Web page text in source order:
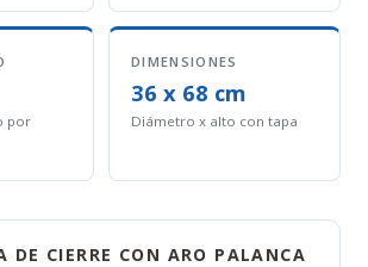
por
DIMENSIONES
36 x 68 cm
Diámetro x alto con tapa
DE CIERRE CON ARO PALANCA